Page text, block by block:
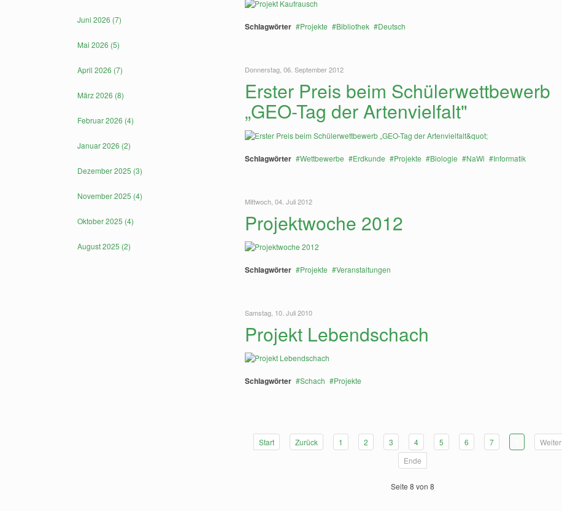
Schlagwörter Projekte Bibliothek Deutsch
Donnerstag, 06. September 2012
Erster Preis beim Schülerwettbewerb
„GEO-Tag der Artenvielfalt"
Schlagwörter Wettbewerbe Erdkunde Projekte Biologie NaWi Informatik
Mittwoch, 04. Juli 2012
Projektwoche 2012
Schlagwörter Projekte Veranstaltungen
Samstag, 10. Juli 2010
Projekt Lebendschach
Schlagwörter Schach Projekte
Start Zurück 1 2 3 4 5 6 7
Weiter
Ende
Seite 8 von 8
Juni 2026 (7)
Mai 2026 (5)
April 2026 (7)
März 2026 (8)
Februar 2026 (4)
Januar 2026 (2)
Dezember 2025 (3)
November 2025 (4)
Oktober 2025 (4)
August 2025 (2)